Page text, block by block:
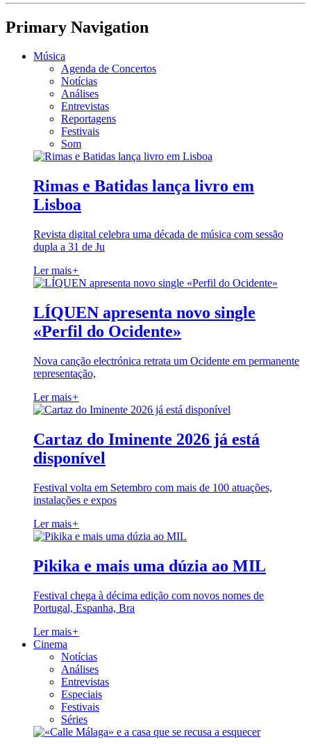
Primary Navigation
Música
Agenda de Concertos
Notícias
Análises
Entrevistas
Reportagens
Festivais
Som
Rimas e Batidas lança livro em
Lisboa
Revista digital celebra uma década de música com sessão
dupla a 31 de Ju
Ler mais+
LÍQUEN apresenta novo single
«Perfil do Ocidente»
Nova canção electrónica retrata um Ocidente em permanente
representação,
Ler mais+
Cartaz do Iminente 2026 já está
disponível
Festival volta em Setembro com mais de 100 atuações,
instalações e expos
Ler mais+
Pikika e mais uma dúzia ao MIL
Festival chega à décima edição com novos nomes de
Portugal, Espanha, Bra
Ler mais+
Cinema
Notícias
Análises
Entrevistas
Especiais
Festivais
Séries